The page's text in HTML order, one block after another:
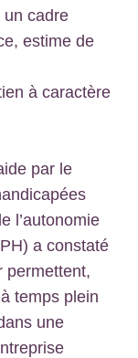
un cadre
estime de
à caractère
par le
l’autonomie
a constaté
permettent,
temps plein
une